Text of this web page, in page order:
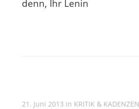
denn, Ihr Lenin
21. Juni 2013 in KRITIK & KADENZEN